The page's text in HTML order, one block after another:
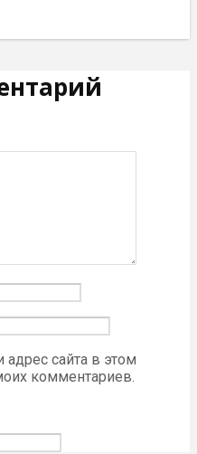
сайта в этом
комментариев.